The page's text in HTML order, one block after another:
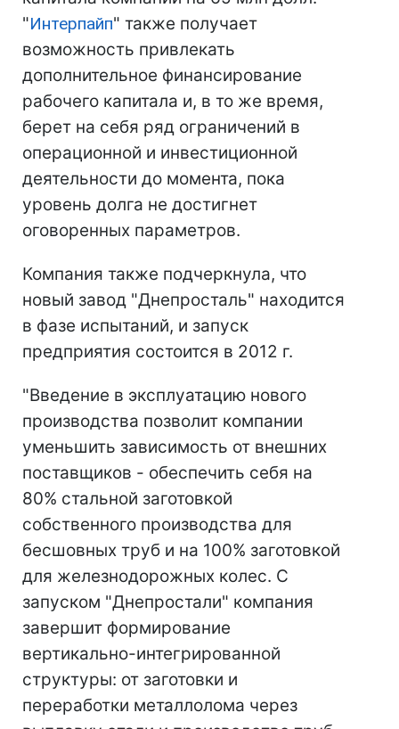
"Интерпайп" также получает
возможность привлекать
дополнительное финансирование
рабочего капитала и, в то же время,
берет на себя ряд ограничений в
операционной и инвестиционной
деятельности до момента, пока
уровень долга не достигнет
оговоренных параметров.
Компания также подчеркнула, что
новый завод "Днепросталь" находится
в фазе испытаний, и запуск
предприятия состоится в 2012 г.
"Введение в эксплуатацию нового
производства позволит компании
уменьшить зависимость от внешних
поставщиков - обеспечить себя на
80% стальной заготовкой
собственного производства для
бесшовных труб и на 100% заготовкой
для железнодорожных колес. С
запуском "Днепростали" компания
завершит формирование
вертикально-интегрированной
структуры: от заготовки и
переработки металлолома через